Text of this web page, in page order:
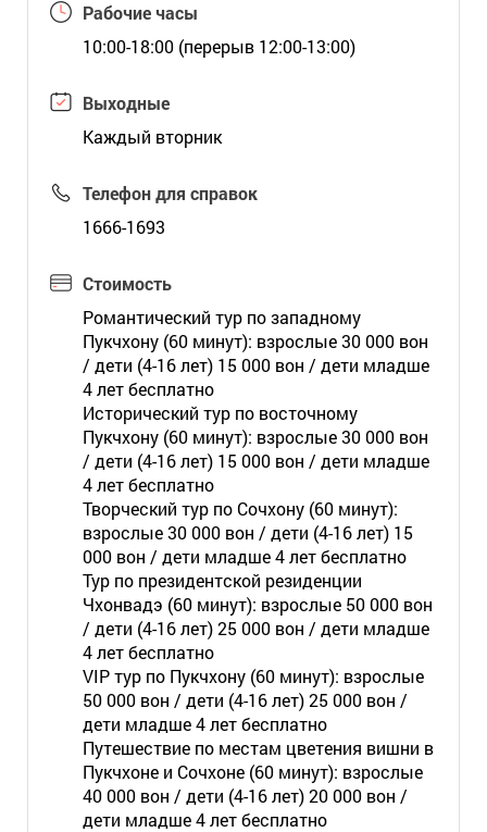
Рабочие часы
10:00-18:00 (перерыв 12:00-13:00)
Выходные
Каждый вторник
Телефон для справок
1666-1693
Стоимость
Романтический тур по западному
Пукчхону (60 минут): взрослые 30 000 вон
/ дети (4-16 лет) 15 000 вон / дети младше
4 лет бесплатно
Исторический тур по восточному
Пукчхону (60 минут): взрослые 30 000 вон
/ дети (4-16 лет) 15 000 вон / дети младше
4 лет бесплатно
Творческий тур по Сочхону (60 минут):
взрослые 30 000 вон / дети (4-16 лет) 15
000 вон / дети младше 4 лет бесплатно
Тур по президентской резиденции
Чхонвадэ (60 минут): взрослые 50 000 вон
/ дети (4-16 лет) 25 000 вон / дети младше
4 лет бесплатно
VIP тур по Пукчхону (60 минут): взрослые
50 000 вон / дети (4-16 лет) 25 000 вон /
дети младше 4 лет бесплатно
Путешествие по местам цветения вишни в
Пукчхоне и Сочхоне (60 минут): взрослые
40 000 вон / дети (4-16 лет) 20 000 вон /
дети младше 4 лет бесплатно